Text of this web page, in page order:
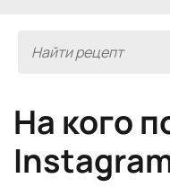
На кого